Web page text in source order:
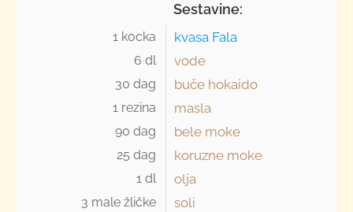
Sestavine:
1 kocka kvasa Fala
6 dl vode
30 dag buče hokaido
1 rezina masla
90 dag bele moke
25 dag koruzne moke
1 dl olja
3 male žličke soli